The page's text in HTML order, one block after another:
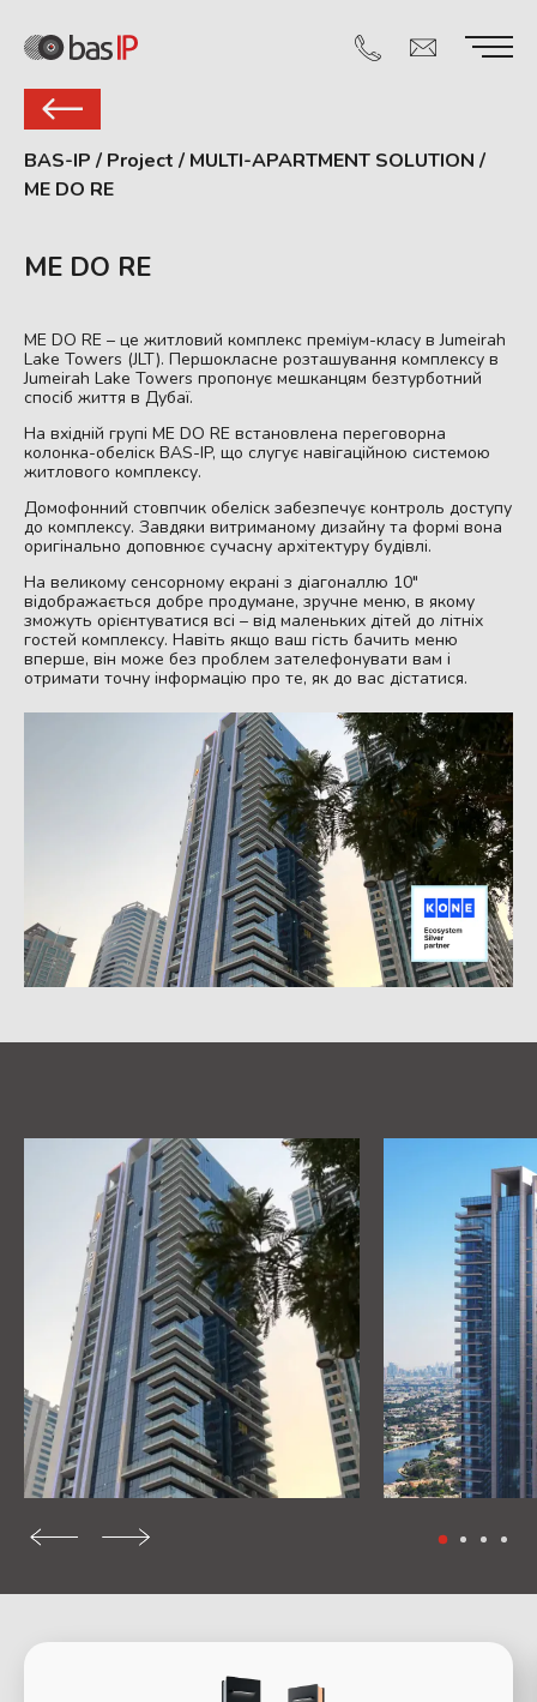
BAS-IP / Project / MULTI-APARTMENT SOLUTION /
ME DO RE
ME DO RE
ME DO RE – це житловий комплекс преміум-класу в Jumeirah
Lake Towers (JLT). Першокласне розташування комплексу в
Jumeirah Lake Towers пропонує мешканцям безтурботний
спосіб життя в Дубаї.
На вхідній групі ME DO RE встановлена переговорна
колонка-обеліск BAS-IP, що слугує навігаційною системою
житлового комплексу.
Домофонний стовпчик обеліск забезпечує контроль доступу
до комплексу. Завдяки витриманому дизайну та формі вона
оригінально доповнює сучасну архітектуру будівлі.
На великому сенсорному екрані з діагоналлю 10″
відображається добре продумане, зручне меню, в якому
зможуть орієнтуватися всі – від маленьких дітей до літніх
гостей комплексу. Навіть якщо ваш гість бачить меню
вперше, він може без проблем зателефонувати вам і
отримати точну інформацію про те, як до вас дістатися.